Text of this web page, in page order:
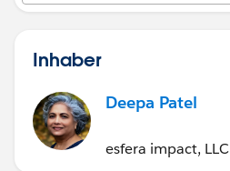
Inhaber
Deepa Patel
esfera impact, LLC